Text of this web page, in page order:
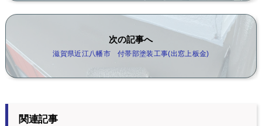
次の記事へ
滋賀県近江八幡市 付帯部塗装工事(出窓上板金)
関連記事